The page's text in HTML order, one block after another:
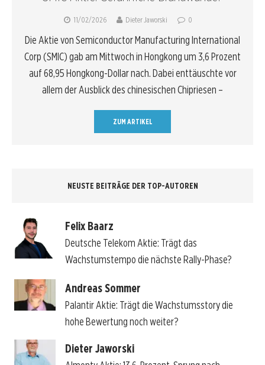
11/02/2026 Dieter Jaworski 0
Die Aktie von Semiconductor Manufacturing International
Corp (SMIC) gab am Mittwoch in Hongkong um 3,6 Prozent
auf 68,95 Hongkong-Dollar nach. Dabei enttäuschte vor
allem der Ausblick des chinesischen Chipriesen –
ZUM ARTIKEL
NEUSTE BEITRÄGE DER TOP-AUTOREN
Felix Baarz
Deutsche Telekom Aktie: Trägt das
Wachstumstempo die nächste Rally-Phase?
Andreas Sommer
Palantir Aktie: Trägt die Wachstumsstory die
hohe Bewertung noch weiter?
Dieter Jaworski